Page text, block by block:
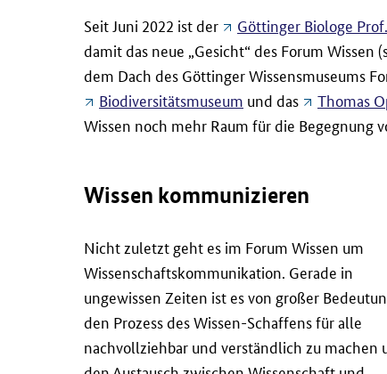
Seit Juni 2022 ist der Göttinger Biologe
damit das neue „Gesicht“ des Forum Wissen
dem Dach des Göttinger Wissensmuseums
Biodiversitätsmuseum und das Thomas
Wissen noch mehr Raum für die
Wissen kommunizieren
Nicht zuletzt geht es im Forum Wissen um
Wissenschaftskommunikation. Gerade in
ungewissen Zeiten ist es von großer
den Prozess des Wissen-Schaffens für alle
nachvollziehbar und verständlich zu machen